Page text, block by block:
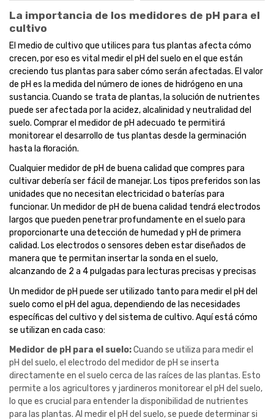
La importancia de los medidores de pH para el
cultivo
El medio de cultivo que utilices para tus plantas afecta cómo
crecen, por eso es vital medir el pH del suelo en el que están
creciendo tus plantas para saber cómo serán afectadas. El valor
de pH es la medida del número de iones de hidrógeno en una
sustancia. Cuando se trata de plantas, la solución de nutrientes
puede ser afectada por la acidez, alcalinidad y neutralidad del
suelo. Comprar el medidor de pH adecuado te permitirá
monitorear el desarrollo de tus plantas desde la germinación
hasta la floración.
Cualquier medidor de pH de buena calidad que compres para
cultivar debería ser fácil de manejar. Los tipos preferidos son las
unidades que no necesitan electricidad o baterías para
funcionar. Un medidor de pH de buena calidad tendrá electrodos
largos que pueden penetrar profundamente en el suelo para
proporcionarte una detección de humedad y pH de primera
calidad. Los electrodos o sensores deben estar diseñados de
manera que te permitan insertar la sonda en el suelo,
alcanzando de 2 a 4 pulgadas para lecturas precisas y precisas
Un medidor de pH puede ser utilizado tanto para medir el pH del
suelo como el pH del agua, dependiendo de las necesidades
específicas del cultivo y del sistema de cultivo. Aquí está cómo
se utilizan en cada caso:
Medidor de pH para el suelo:Cuando se utiliza para medir el
pH del suelo, el electrodo del medidor de pH se inserta
directamente en el suelo cerca de las raíces de las plantas. Esto
permite a los agricultores y jardineros monitorear el pH del suelo,
lo que es crucial para entender la disponibilidad de nutrientes
para las plantas. Al medir el pH del suelo, se puede determinar si